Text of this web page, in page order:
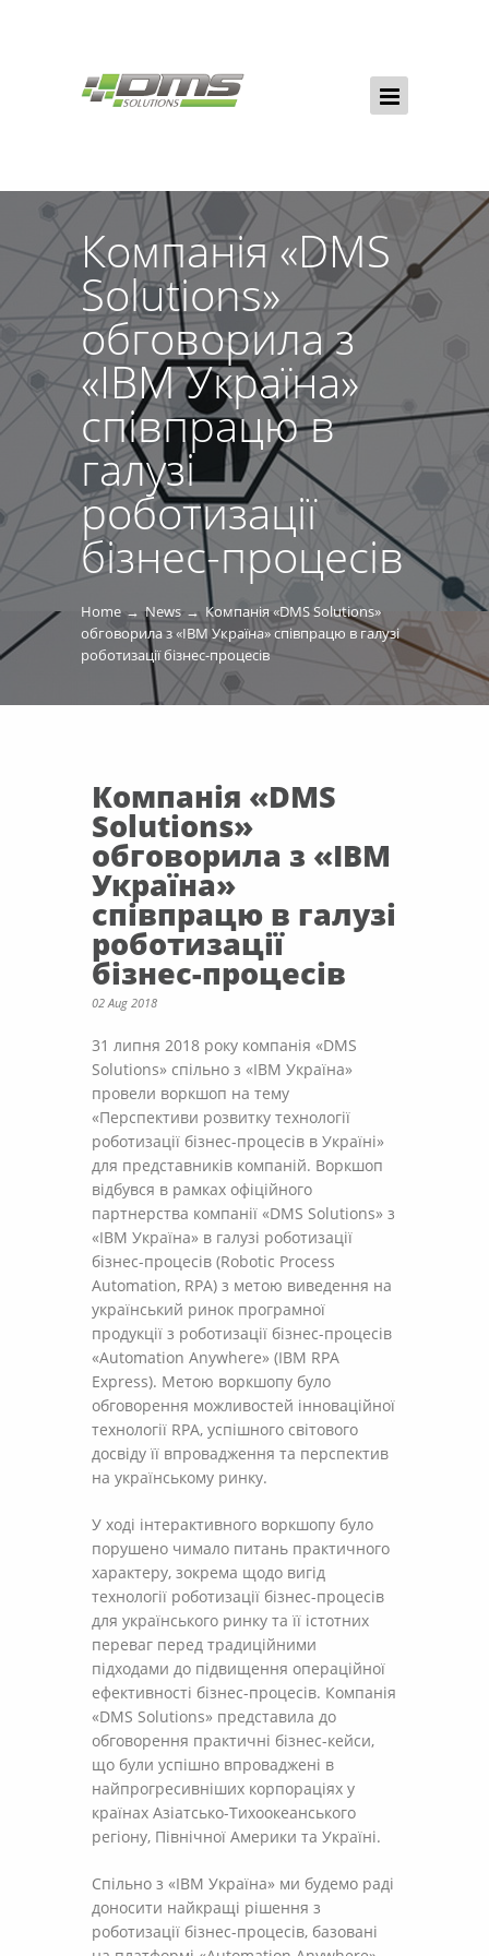
Компанія «DMS
Solutions»
обговорила з
«IBM Україна»
співпрацю в
галузі
роботизації
бізнес-процесів
Home News
Компанія «DMS Solutions»
обговорила з «IBM Україна» співпрацю в галузі
роботизації бізнес-процесів
Компанія «DMS
Solutions»
обговорила з «IBM
Україна»
співпрацю в галузі
роботизації
бізнес-процесів
02 Aug 2018
31 липня 2018 року компанія «DMS
Solutions» спільно з «IBM Україна»
провели воркшоп на тему
«Перспективи розвитку технології
роботизації бізнес-процесів в Україні»
для представників компаній. Воркшоп
відбувся в рамках офіційного
партнерства компанії «DMS Solutions» з
«IBM Україна» в галузі роботизації
бізнес-процесів (Robotic Process
Automation, RPA) з метою виведення на
український ринок програмної
продукції з роботизації бізнес-процесів
«Automation Anywhere» (IBM RPA
Express). Метою воркшопу було
обговорення можливостей інноваційної
технології RPA, успішного світового
досвіду її впровадження та перспектив
на українському ринку.
У ході інтерактивного воркшопу було
порушено чимало питань практичного
характеру, зокрема щодо вигід
технології роботизації бізнес-процесів
для українського ринку та її істотних
переваг перед традиційними
підходами до підвищення операційної
ефективності бізнес-процесів. Компанія
«DMS Solutions» представила до
обговорення практичні бізнес-кейси,
що були успішно впроваджені в
найпрогресивніших корпораціях у
країнах Азіатсько-Тихоокеанського
регіону, Північної Америки та Україні.
Спільно з «IBM Україна» ми будемо раді
доносити найкращі рішення з
роботизації бізнес-процесів, базовані